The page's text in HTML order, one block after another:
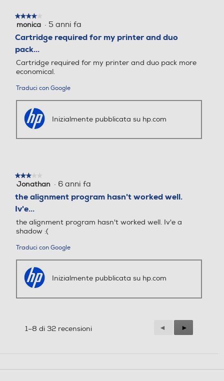
★★★★★
★★★★★
4
5
stelle.
monica · 5 anni fa
Cartridge required for my printer and duo
pack...
Cartridge required for my printer and duo pack more
economical.
Traduci con Google
Inizialmente pubblicata su hp.com
★★★★★
★★★★★
3
5
stelle.
Jonathan · 6 anni fa
the alignment program hasn't worked well.
Iv'e...
the alignment program hasn't worked well. Iv'e a
shadow :(
Traduci con Google
Inizialmente pubblicata su hp.com
1–8 di 32 recensioni
Precedente
Reviews
◄
Successiva
Reviews
►